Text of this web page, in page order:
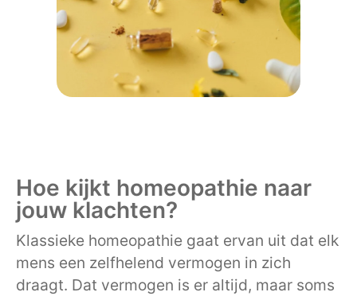
Hoe kijkt homeopathie naar
jouw klachten?
Klassieke homeopathie gaat ervan uit dat elk
mens een zelfhelend vermogen in zich
draagt. Dat vermogen is er altijd, maar soms